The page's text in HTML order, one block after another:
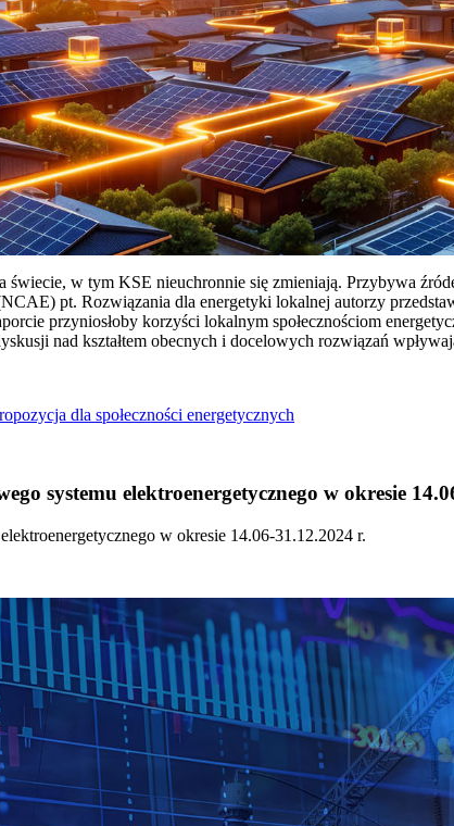
świecie, w tym KSE nieuchronnie się zmieniają. Przybywa
pt. Rozwiązania dla energetyki lokalnej autorzy
przyniosłoby korzyści lokalnym społecznościom
nad kształtem obecnych i docelowych rozwiązań
dla społeczności energetycznych
systemu elektroenergetycznego w okresie
w okresie 14.06-31.12.2024 r.